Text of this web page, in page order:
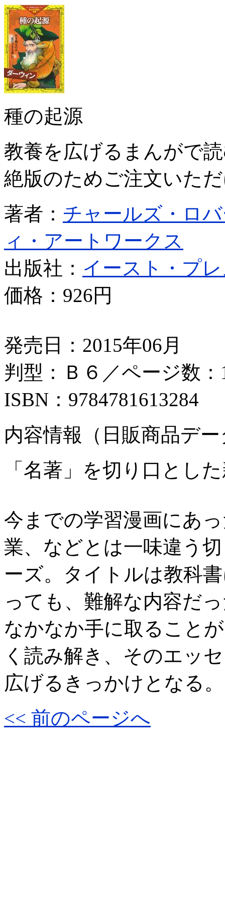
種の起源
教養を広げるまんが
絶版のためご注文いた
著者： チャールズ・ロ
ィ・アートワークス
出版社： イースト・プ
価格： 926円
発売日：2015年06月
判型：Ｂ６／ページ数：
ISBN：9784781613284
内容情報（日販商品デ
「名著」を切り口とし
今までの学習漫画にあ
業、などとは一味違う
ーズ。タイトルは教科
っても、難解な内容だ
なかなか手に取ること
く読み解き、そのエッ
広げるきっかけとなる。
<< 前のページへ